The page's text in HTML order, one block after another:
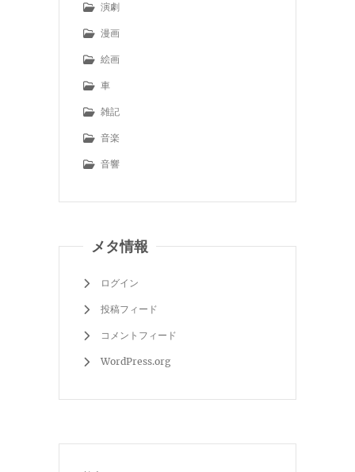
演劇
漫画
絵画
車
雑記
音楽
音響
メタ情報
ログイン
投稿フィード
コメントフィード
WordPress.org